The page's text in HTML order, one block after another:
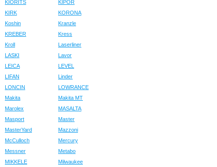
KIORITS
KIPOR
KIRK
KORONA
Koshin
Kranzle
KREBER
Kress
Kroll
Laserliner
LASKI
Lavor
LEICA
LEVEL
LIFAN
Linder
LONCIN
LOWRANCE
Makita
Makita MT
Marolex
MASALTA
Masport
Master
MasterYard
Mazzoni
McCulloch
Mercury
Messner
Metabo
MIKKELE
Milwaukee